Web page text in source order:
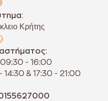
Κρήτης
09:30 - 16:00
& 17:30 - 21:00